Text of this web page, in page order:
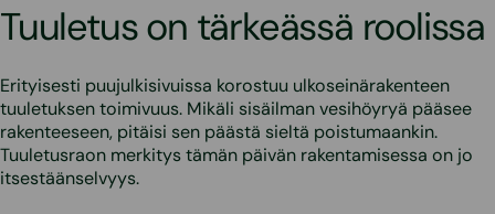
Tuuletus on tärkeässä roolissa
Erityisesti puujulkisivuissa korostuu ulkoseinärakenteen
tuuletuksen toimivuus. Mikäli sisäilman vesihöyryä pääsee
rakenteeseen, pitäisi sen päästä sieltä poistumaankin.
Tuuletusraon merkitys tämän päivän rakentamisessa on jo
itsestäänselvyys.